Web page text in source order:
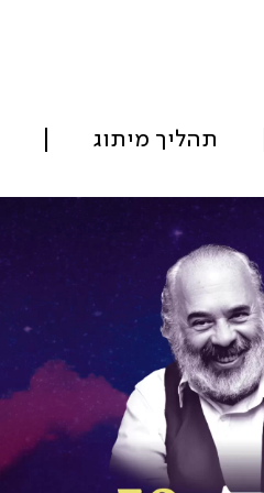
תהליך מיתוג